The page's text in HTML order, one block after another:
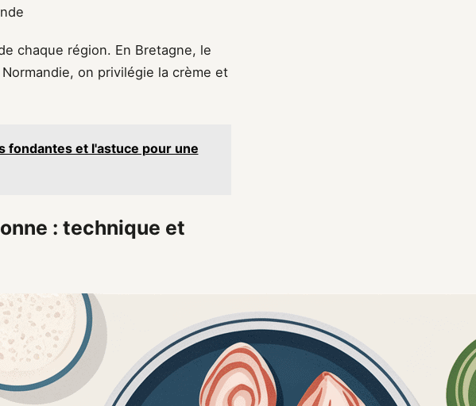
chaque région. En Bretagne, le
on privilégie la crème et
fondantes et l'astuce pour une
: technique et